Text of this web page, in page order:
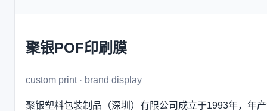
聚银POF印刷膜
custom print · brand display
聚银塑料包装制品（深圳）有限公司成立于1993年，年